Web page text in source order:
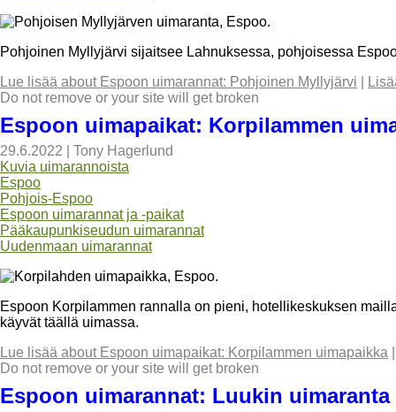
Pohjoinen Myllyjärvi sijaitsee Lahnuksessa, pohjoisessa
Lue lisää about Espoon uimarannat: Pohjoinen Myllyjärvi
Do not remove or your site will get broken
Espoon uimapaikat: Korpilammen
29.6.2022
Tony Hagerlund
Kuvia uimarannoista
Espoo
Pohjois-Espoo
Espoon uimarannat ja -paikat
Pääkaupunkiseudun uimarannat
Uudenmaan uimarannat
Espoon Korpilammen rannalla on pieni, hotellikeskuksen
käyvät täällä uimassa.
Lue lisää about Espoon uimapaikat: Korpilammen uimapaikka
Do not remove or your site will get broken
Espoon uimarannat: Luukin uimaranta